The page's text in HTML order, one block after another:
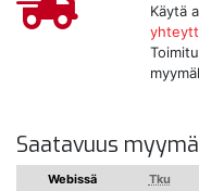
Käytä
Saatavuus
Webissä Tku